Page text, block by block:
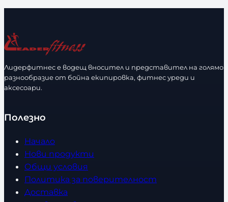
л
ч
е
т
в
Лидерфитнес е водещ вносител и представител на голямо
разнообразие от бойна екипировка, фитнес уреди и
аксесоари.
Полезно
Начало
Нови продукти
Общи условия
Политика за поверителност
Доставка